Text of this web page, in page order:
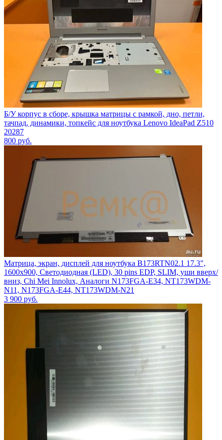
Б/У корпус в сборе, крышка матрицы с рамкой, дно, петли,
тачпад, динамики, топкейс для ноутбука Lenovo IdeaPad Z510
20287
800 руб.
Матрица, экран, дисплей для ноутбука B173RTN02.1 17.3",
1600x900, Светодиодная (LED), 30 pins EDP, SLIM, уши вверх/
вниз, Chi Mei Innolux, Аналоги N173FGA-E34, NT173WDM-
N11, N173FGA-E44, NT173WDM-N21
3 900 руб.